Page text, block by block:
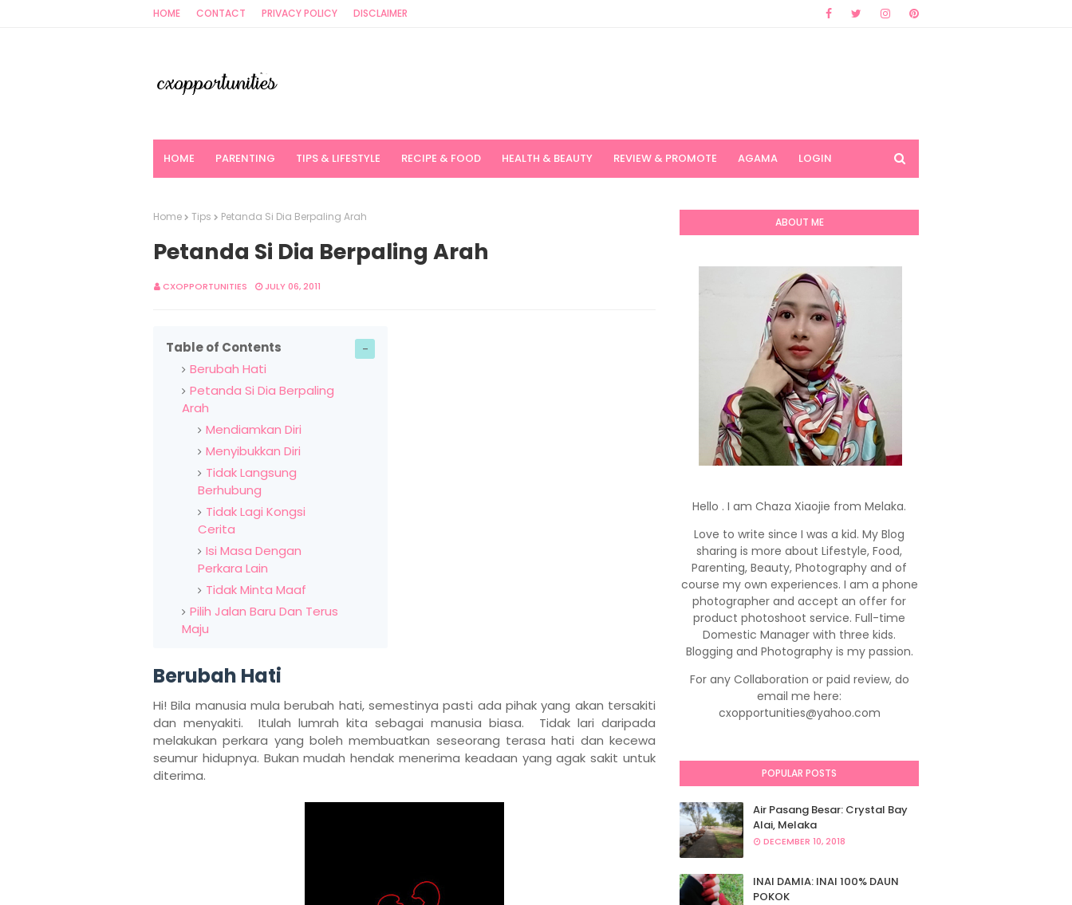
HOME CONTACT PRIVACY POLICY DISCLAIMER
HOME PARENTING TIPS & LIFESTYLE RECIPE & FOOD HEALTH & BEAUTY REVIEW & PROMOTE AGAMA LOGIN
Home Tips Petanda Si Dia Berpaling Arah
Petanda Si Dia Berpaling Arah
CXOPPORTUNITIES JULY 06, 2011
Table of Contents
Berubah Hati
Petanda Si Dia Berpaling
Arah
Mendiamkan Diri
Menyibukkan Diri
Tidak Langsung
Berhubung
Tidak Lagi Kongsi
Cerita
Isi Masa Dengan
Perkara Lain
Tidak Minta Maaf
Pilih Jalan Baru Dan Terus
Maju
Berubah Hati
Hi! Bila manusia mula berubah hati, semestinya pasti ada pihak yang akan tersakiti
dan menyakiti. Itulah lumrah kita sebagai manusia biasa. Tidak lari daripada
melakukan perkara yang boleh membuatkan seseorang terasa hati dan kecewa
seumur hidupnya. Bukan mudah hendak menerima keadaan yang agak sakit untuk
diterima.
ABOUT ME
Hello . I am Chaza Xiaojie from Melaka.
Love to write since I was a kid. My Blog
sharing is more about Lifestyle, Food,
Parenting, Beauty, Photography and of
course my own experiences. I am a phone
photographer and accept an offer for
product photoshoot service. Full-time
Domestic Manager with three kids.
Blogging and Photography is my passion.
For any Collaboration or paid review, do
email me here:
cxopportunities@yahoo.com
POPULAR POSTS
Air Pasang Besar: Crystal Bay
Alai, Melaka
DECEMBER 10, 2018
INAI DAMIA: INAI 100% DAUN
POKOK